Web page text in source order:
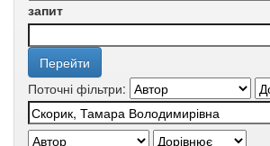
запит
Поточні фільтри: